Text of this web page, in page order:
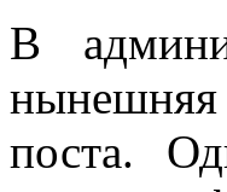
В
нынешняя
поста.